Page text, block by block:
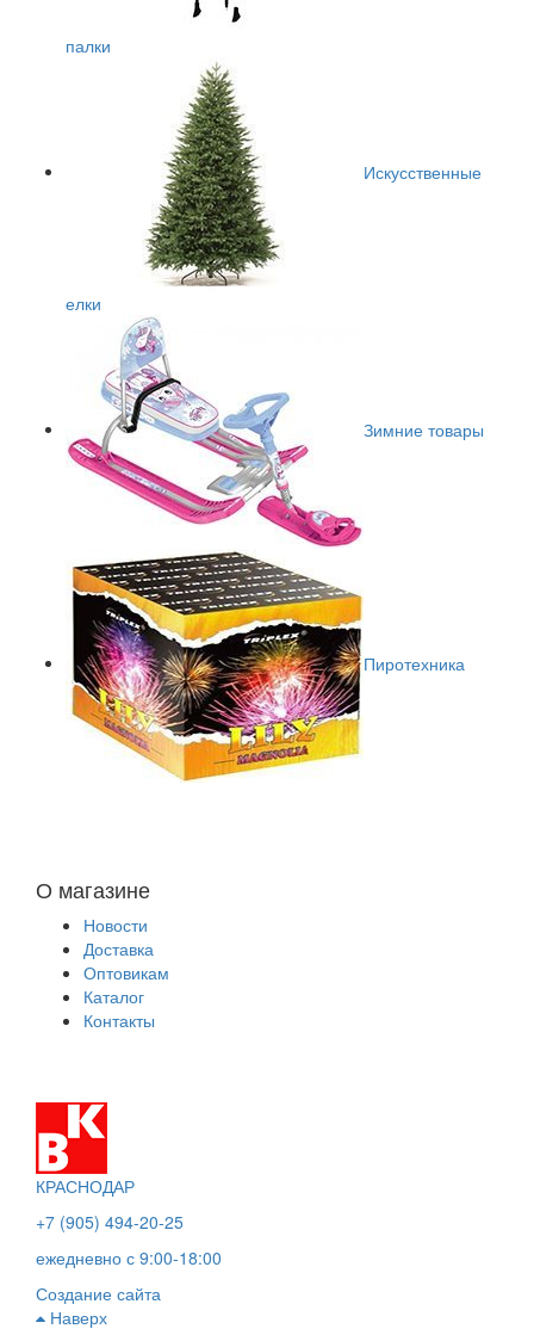
палки
Искусственные
елки
Зимние товары
Пиротехника
О магазине
Новости
Доставка
Оптовикам
Каталог
Контакты
КРАСНОДАР
+7 (905) 494-20-25
ежедневно с 9:00-18:00
Создание сайта
Наверх